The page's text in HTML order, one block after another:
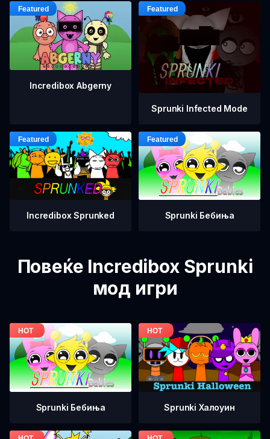
Incredibox Abgerny
Sprunki Infected Mode
Incredibox Sprunked Sprunki Бебиња
Повеќе Incredibox Sprunki
мод игри
Sprunki Бебиња Sprunki Халоуин